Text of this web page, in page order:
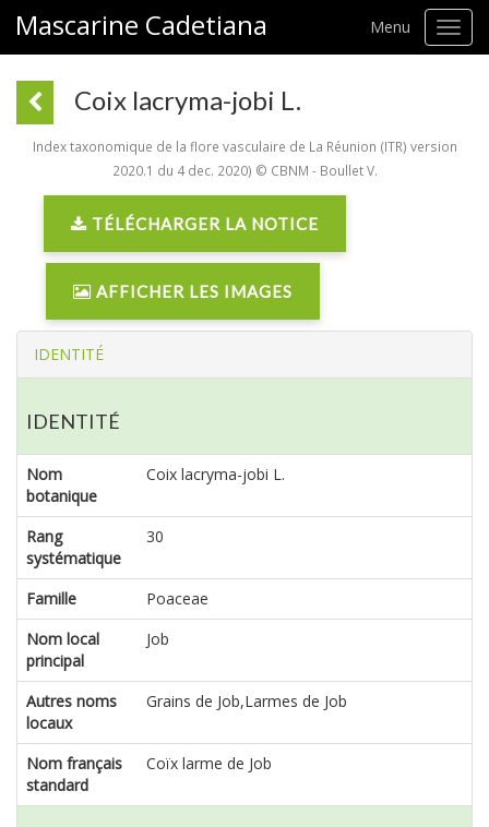
Mascarine Cadetiana Menu
Coix lacryma-jobi L.
Index taxonomique de la flore vasculaire de La Réunion (ITR) version
2020.1 du 4 dec. 2020) © CBNM - Boullet V.
TÉLÉCHARGER LA NOTICE
AFFICHER LES IMAGES
IDENTITÉ
IDENTITÉ
Nom
botanique
Coix lacryma-jobi L.
Rang
systématique
30
Famille
Poaceae
Nom local
principal
Job
Autres noms
locaux
Grains de Job,Larmes de Job
Nom français
standard
Coïx larme de Job